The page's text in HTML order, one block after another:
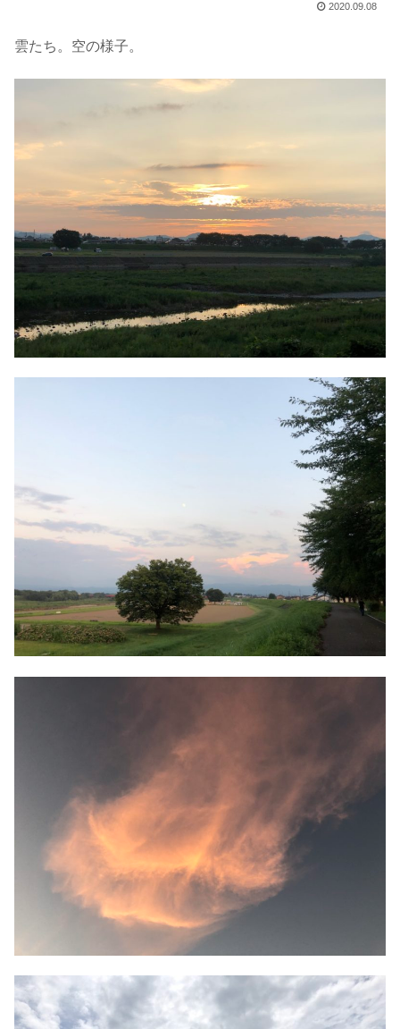
2020.09.08
雲たち。空の様子。